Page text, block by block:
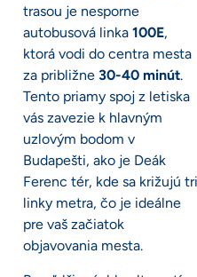
trasou je nesporne
autobusová linka 100E,
ktorá vodi do centra mesta
za približne 30-40 minút.
Tento priamy spoj z letiska
vás zavezie k hlavným
uzlovým bodom v
Budapešti, ako je Deák
Ferenc tér, kde sa križujú tri
linky metra, čo je ideálne
pre vaš začiatok
objavovania mesta.